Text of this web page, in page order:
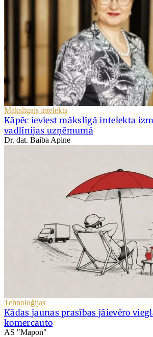
Mākslīgais intelekts
Kāpēc ieviest mākslīgā intelekta
vadlīnijas uzņēmumā
Dr. dat. Baiba Apine
Tehnoloģijas
Kādas jaunas prasības jāievēro
komercauto
AS "Mapon"